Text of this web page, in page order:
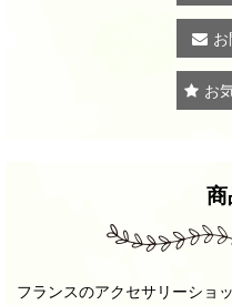
お
商
フランスのアクセサリーショ